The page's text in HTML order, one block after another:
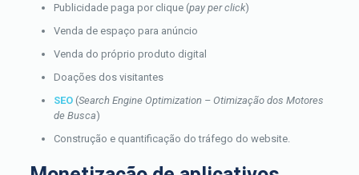
Publicidade paga por clique (pay per click)
Venda de espaço para anúncio
Venda do próprio produto digital
Doações dos visitantes
SEO (Search Engine Optimization – Otimização dos Motores
de Busca)
Construção e quantificação do tráfego do website.